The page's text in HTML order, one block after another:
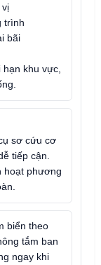
vị
trình
bãi
khu vực,
sơ cứu cơ
tiếp cận.
hoạt phương
biển theo
tắm ban
ngay khi